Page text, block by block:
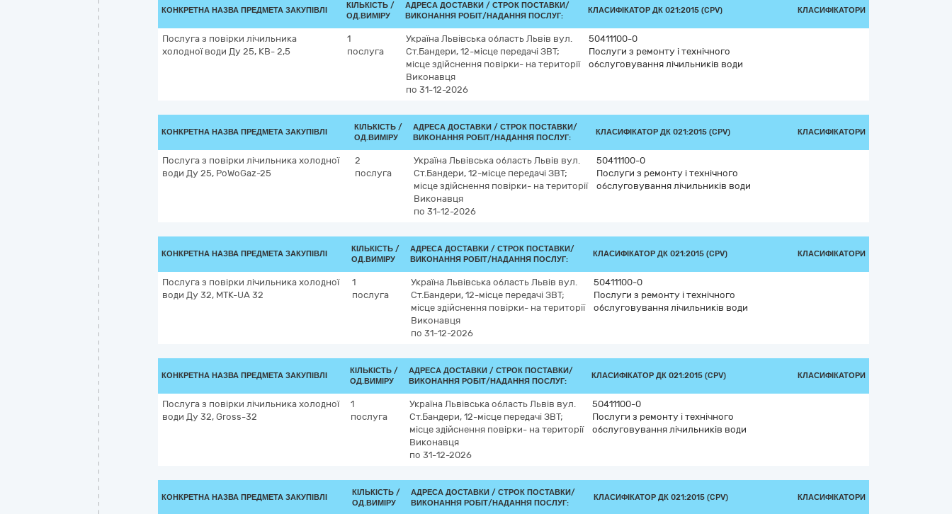
КОНКРЕТНА НАЗВА ПРЕДМЕТА ЗАКУПІВЛІ
КІЛЬКІСТЬ /
ОД.ВИМІРУ
АДРЕСА ДОСТАВКИ / СТРОК ПОСТАВКИ/
ВИКОНАННЯ РОБІТ/НАДАННЯ ПОСЛУГ:
КЛАСИФІКАТОР ДК 021:2015 (CPV) КЛАСИФІКАТОРИ
Послуга з повірки лічильника
холодної води Ду 25, КВ- 2,5
1
послуга
Україна Львівська область Львів вул.
Ст.Бандери, 12-місце передачі ЗВТ;
місце здійснення повірки- на території
Виконавця
по 31-12-2026
50411100-0
Послуги з ремонту і технічного
обслуговування лічильників води
КОНКРЕТНА НАЗВА ПРЕДМЕТА ЗАКУПІВЛІ
КІЛЬКІСТЬ /
ОД.ВИМІРУ
АДРЕСА ДОСТАВКИ / СТРОК ПОСТАВКИ/
ВИКОНАННЯ РОБІТ/НАДАННЯ ПОСЛУГ:
КЛАСИФІКАТОР ДК 021:2015 (CPV) КЛАСИФІКАТОРИ
Послуга з повірки лічильника холодної
води Ду 25, PoWoGaz-25
2
послуга
Україна Львівська область Львів вул.
Ст.Бандери, 12-місце передачі ЗВТ;
місце здійснення повірки- на території
Виконавця
по 31-12-2026
50411100-0
Послуги з ремонту і технічного
обслуговування лічильників води
КОНКРЕТНА НАЗВА ПРЕДМЕТА ЗАКУПІВЛІ
КІЛЬКІСТЬ /
ОД.ВИМІРУ
АДРЕСА ДОСТАВКИ / СТРОК ПОСТАВКИ/
ВИКОНАННЯ РОБІТ/НАДАННЯ ПОСЛУГ:
КЛАСИФІКАТОР ДК 021:2015 (CPV) КЛАСИФІКАТОРИ
Послуга з повірки лічильника холодної
води Ду 32, МТК-UA 32
1
послуга
Україна Львівська область Львів вул.
Ст.Бандери, 12-місце передачі ЗВТ;
місце здійснення повірки- на території
Виконавця
по 31-12-2026
50411100-0
Послуги з ремонту і технічного
обслуговування лічильників води
КОНКРЕТНА НАЗВА ПРЕДМЕТА ЗАКУПІВЛІ
КІЛЬКІСТЬ /
ОД.ВИМІРУ
АДРЕСА ДОСТАВКИ / СТРОК ПОСТАВКИ/
ВИКОНАННЯ РОБІТ/НАДАННЯ ПОСЛУГ:
КЛАСИФІКАТОР ДК 021:2015 (CPV) КЛАСИФІКАТОРИ
Послуга з повірки лічильника холодної
води Ду 32, Gross-32
1
послуга
Україна Львівська область Львів вул.
Ст.Бандери, 12-місце передачі ЗВТ;
місце здійснення повірки- на території
Виконавця
по 31-12-2026
50411100-0
Послуги з ремонту і технічного
обслуговування лічильників води
КОНКРЕТНА НАЗВА ПРЕДМЕТА ЗАКУПІВЛІ
КІЛЬКІСТЬ /
ОД.ВИМІРУ
АДРЕСА ДОСТАВКИ / СТРОК ПОСТАВКИ/
ВИКОНАННЯ РОБІТ/НАДАННЯ ПОСЛУГ:
КЛАСИФІКАТОР ДК 021:2015 (CPV) КЛАСИФІКАТОРИ